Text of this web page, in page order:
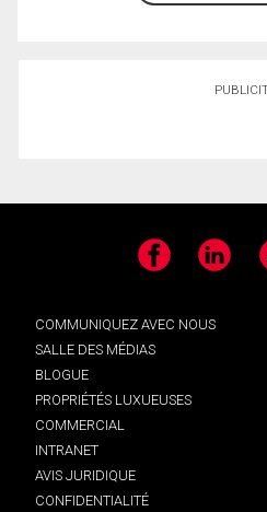
Facebook LinkedIn
COMMUNIQUEZ AVEC NOUS
SALLE DES MÉDIAS
BLOGUE
PROPRIÉTÉS LUXUEUSES
COMMERCIAL
INTRANET
AVIS JURIDIQUE
CONFIDENTIALITÉ